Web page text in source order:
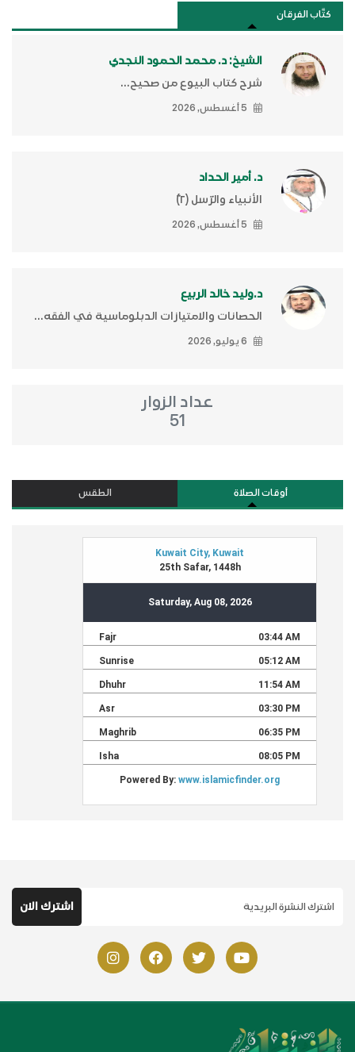
كتَّاب الفرقان
الشيخ: د. محمد الحمود النجدي
شرح كتاب البيوع من صحيح...
5 أغسطس, 2026
د. أمير الحداد
الأنبياء والرّسل (٢)ّ
5 أغسطس, 2026
د.وليد خالد الربيع
الحصانات والامتيازات الدبلوماسية في الفقه...
6 يوليو, 2026
عداد الزوار
51
أوقات الصلاة الطقس